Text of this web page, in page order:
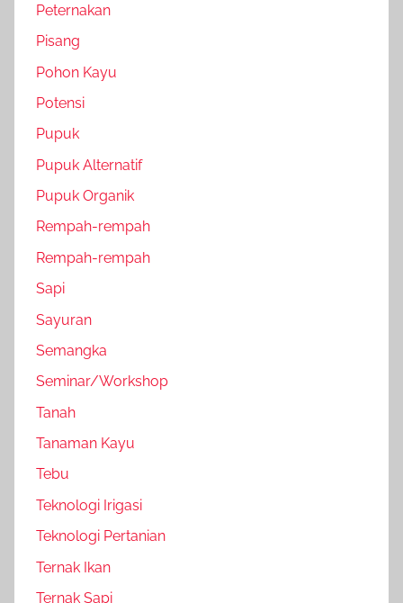
Peternakan
Pisang
Pohon Kayu
Potensi
Pupuk
Pupuk Alternatif
Pupuk Organik
Rempah-rempah
Rempah-rempah
Sapi
Sayuran
Semangka
Seminar/Workshop
Tanah
Tanaman Kayu
Tebu
Teknologi Irigasi
Teknologi Pertanian
Ternak Ikan
Ternak Sapi